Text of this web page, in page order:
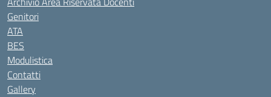
Genitori
ATA
BES
Modulistica
Contatti
Gallery